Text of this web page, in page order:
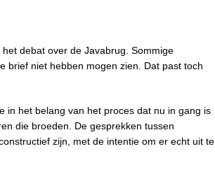
debat over de Javabrug. Sommige
brief niet hebben mogen zien. Dat past toch
in het belang van het proces dat nu in gang is
die broeden. De gesprekken tussen
zijn, met de intentie om er echt uit te